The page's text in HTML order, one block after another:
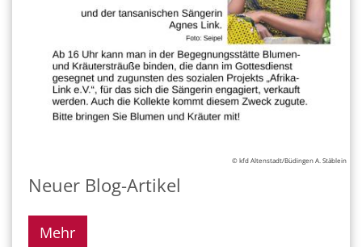
© kfd Altenstadt/Büdingen A. Stäblein
Neuer Blog-Artikel
Mehr